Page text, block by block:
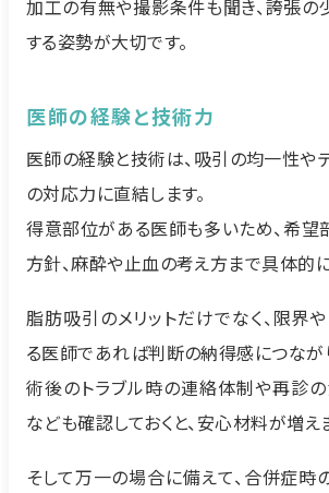
加工の有無や撮影条件も聞き、誇張
する姿勢が大切です。
医師の経験と技術力
医師の経験と技術は、吸引の均一性や
の対応力に直結します。
得意部位がある医師も多いため、希
方針、麻酔や止血の考え方まで具体的に
脂肪吸引のメリットだけでなく、限界
る医師であれば判断の納得感につなが
術後のトラブル時の連絡体制や再診
なども確認しておくと、安心材料が増え
そして万一の場合に備えて、合併症